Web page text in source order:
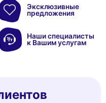
Эксклюзивные
предложения
Наши специалисты
к Вашим услугам